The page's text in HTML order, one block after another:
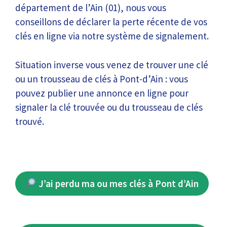
département de l’Ain (01), nous vous
conseillons de déclarer la perte récente de vos
clés en ligne via notre système de signalement.
Situation inverse vous venez de trouver une clé
ou un trousseau de clés à Pont-d’Ain : vous
pouvez publier une annonce en ligne pour
signaler la clé trouvée ou du trousseau de clés
trouvé.
J’ai perdu ma ou mes clés à Pont d’Ain